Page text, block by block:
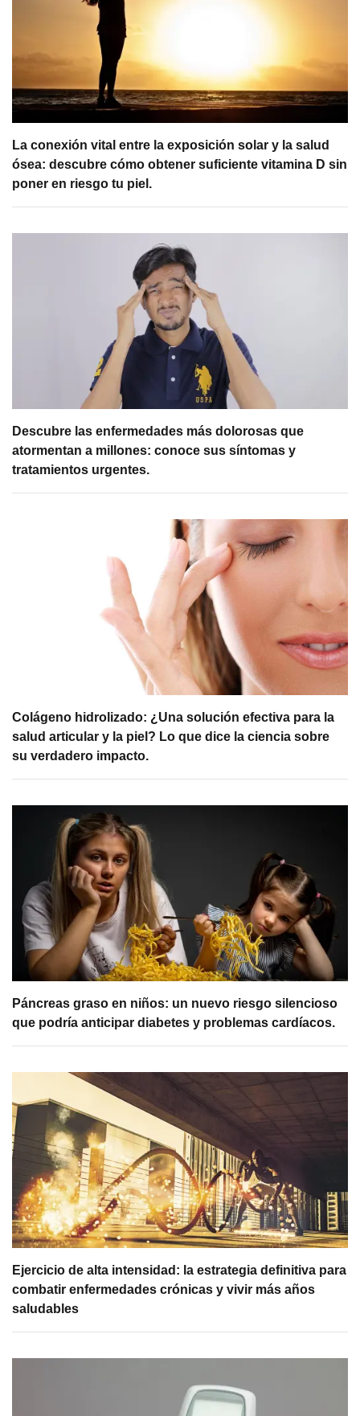
La conexión vital entre la exposición solar y la salud
ósea: descubre cómo obtener suficiente vitamina D sin
poner en riesgo tu piel.
Descubre las enfermedades más dolorosas que
atormentan a millones: conoce sus síntomas y
tratamientos urgentes.
Colágeno hidrolizado: ¿Una solución efectiva para la
salud articular y la piel? Lo que dice la ciencia sobre
su verdadero impacto.
Páncreas graso en niños: un nuevo riesgo silencioso
que podría anticipar diabetes y problemas cardíacos.
Ejercicio de alta intensidad: la estrategia definitiva para
combatir enfermedades crónicas y vivir más años
saludables